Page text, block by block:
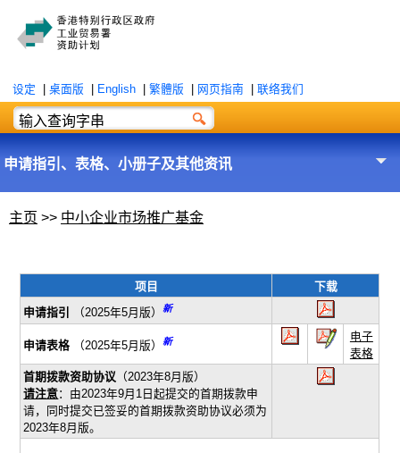
设定 桌面版 English 繁體版 网页指南 联络我们
申请指引、表格、小册子及其他资讯
主页 >> 中小企业市场推广基金
项目
下载
申请指引
（2025年5月版）新
申请表格 （2025年5月版）新
电子
表格
首期拨款资助协议 （2023年8月版）
请注意：由2023年9月1日起提交的首期拨款申
请，同时提交已签妥的首期拨款资助协议必须为
2023年8月版。